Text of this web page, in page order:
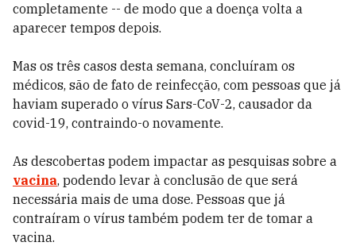
completamente -- de modo que a doença volta a
aparecer tempos depois.
Mas os três casos desta semana, concluíram os
médicos, são de fato de reinfecção, com pessoas que já
haviam superado o vírus Sars-CoV-2, causador da
covid-19, contraindo-o novamente.
As descobertas podem impactar as pesquisas sobre a
vacina, podendo levar à conclusão de que será
necessária mais de uma dose. Pessoas que já
contraíram o vírus também podem ter de tomar a
vacina.